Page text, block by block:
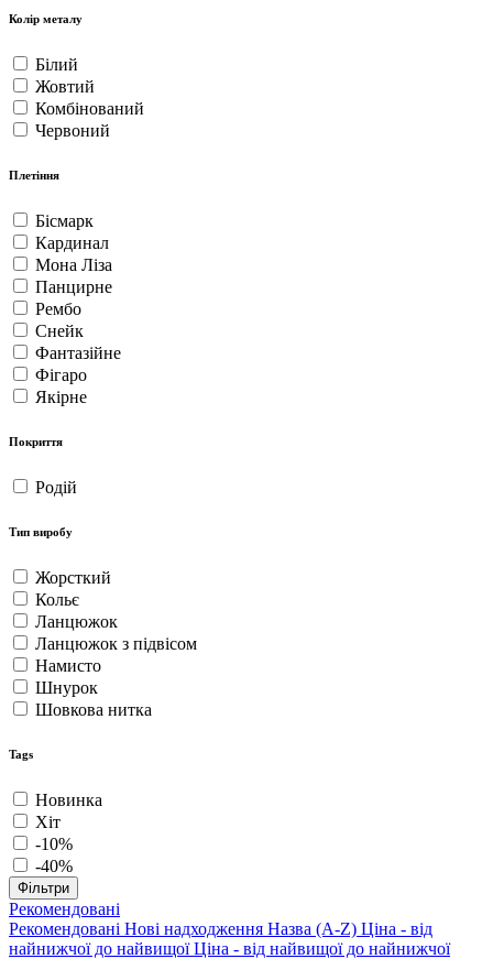
Колір металу
Білий
Жовтий
Комбінований
Червоний
Плетіння
Бісмарк
Кардинал
Мона Ліза
Панцирне
Рембо
Снейк
Фантазійне
Фігаро
Якірне
Покриття
Родій
Тип виробу
Жорсткий
Кольє
Ланцюжок
Ланцюжок з підвісом
Намисто
Шнурок
Шовкова нитка
Tags
Новинка
Хіт
-10%
-40%
Фільтри
Рекомендовані
Рекомендовані Нові надходження Назва (A-Z) Ціна - від
найнижчої до найвищої Ціна - від найвищої до найнижчої